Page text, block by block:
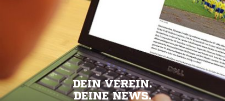
DEIN VEREIN.
DEINE NEWS.